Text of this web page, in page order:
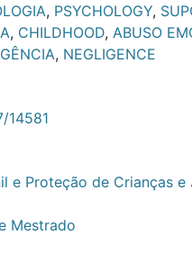
, PSYCHOLOGY,
, CHILDHOOD, ABUSO
, NEGLIGENCE
14581
e Proteção de Crianças e
Mestrado